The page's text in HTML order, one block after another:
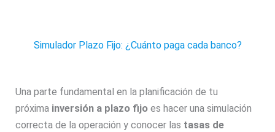
Simulador Plazo Fijo: ¿Cuánto paga cada banco?
Una parte fundamental en la planificación de tu
próxima inversión a plazo fijoes hacer una simulación
correcta de la operación y conocer las tasas de